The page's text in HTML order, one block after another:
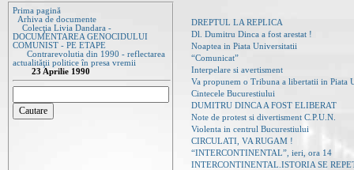
Prima pagină
Arhiva de documente
Colecţia Livia Dandara -
DOCUMENTAREA GENOCIDULUI
COMUNIST - PE ETAPE
Contrarevolutia din 1990 - reflectarea
actualităţii politice în presa vremii
23 Aprilie 1990
DREPTUL LA REPLICA
Dl. Dumitru Dinca a fost arestat !
Noaptea in Piata Universitatii
“Comunicat”
Interpelare si avertisment
Va propunem o Tribuna a libertatii in Piata
Cintecele Bucurestiului
DUMITRU DINCA A FOST ELIBERAT
Note de protest si divertisment C.P.U.N.
Violenta in centrul Bucurestiului
CIRCULATI, VA RUGAM !
“INTERCONTINENTAL”, ieri, ora 14
INTERCONTINENTAL.ISTORIA SE